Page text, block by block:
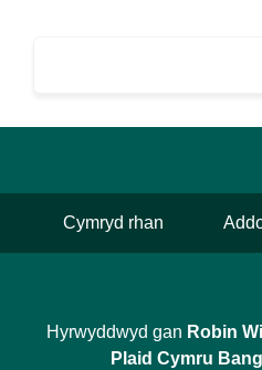
Cymryd rhan
Hyrwyddwyd gan Robin
Plaid Cymru